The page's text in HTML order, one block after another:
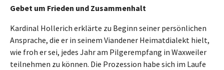
Gebet um Frieden und Zusammenhalt
Kardinal Hollerich erklärte zu Beginn seiner persönlichen
Ansprache, die er in seinem Viandener Heimatdialekt hielt,
wie froh er sei, jedes Jahr am Pilgerempfang in Waxweiler
teilnehmen zu können. Die Prozession habe sich im Laufe